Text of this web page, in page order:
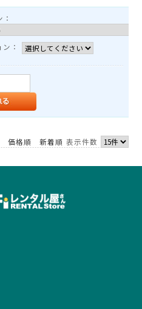
18:00
5 KSビル2F
：
価格順 新着順 表示件数